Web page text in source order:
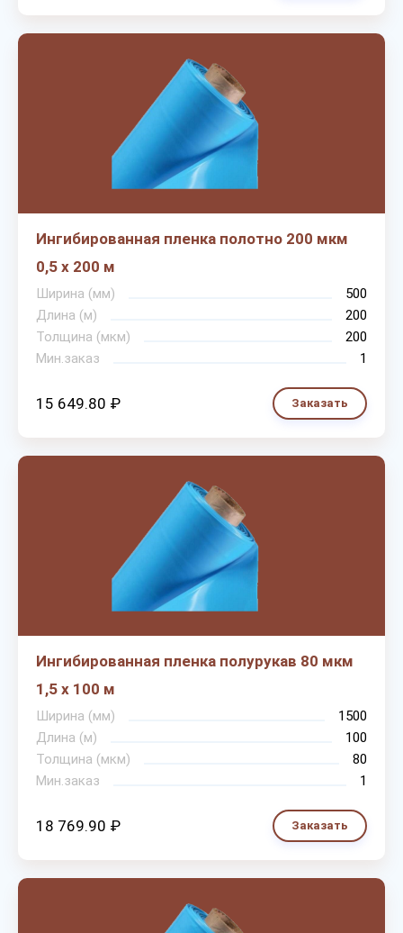
Ингибированная пленка полотно 200 мкм
0,5 х 200 м
Ширина (мм)
500
Длина (м)
200
Толщина (мкм)
200
Мин.заказ
1
15 649.80 ₽ Заказать
Ингибированная пленка полурукав 80 мкм
1,5 х 100 м
Ширина (мм)
1500
Длина (м)
100
Толщина (мкм)
80
Мин.заказ
1
18 769.90 ₽ Заказать